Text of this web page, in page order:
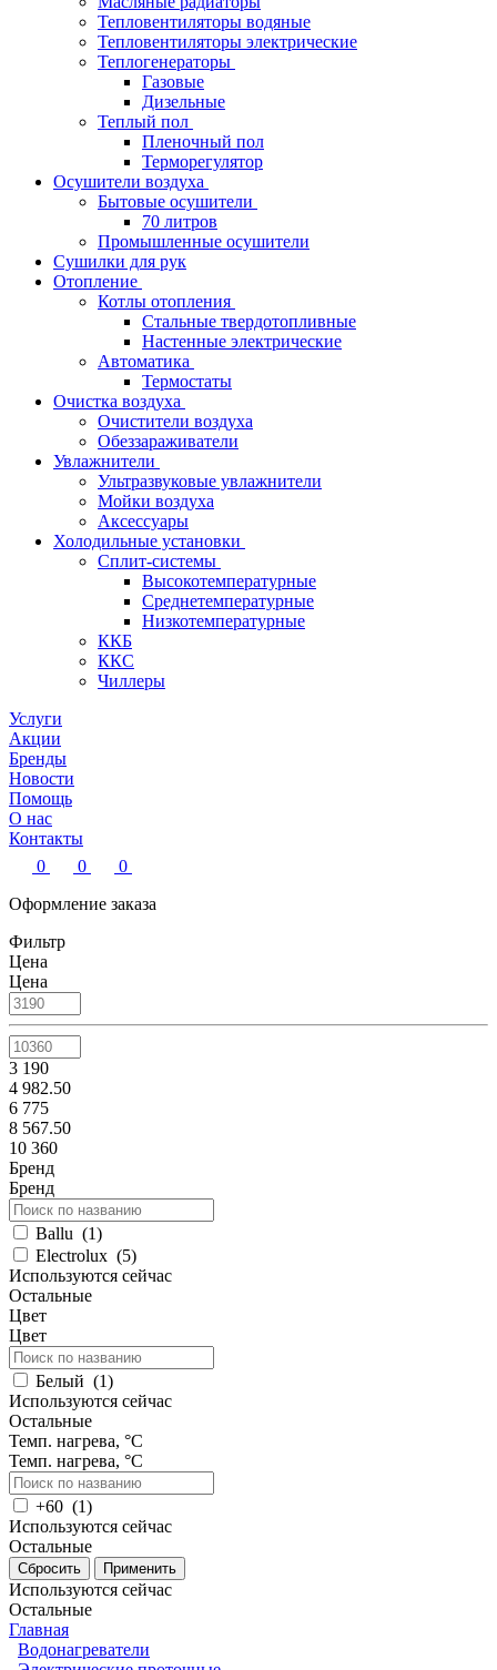
Тепловентиляторы водяные
Тепловентиляторы электрические
Теплогенераторы
Газовые
Дизельные
Теплый пол
Пленочный пол
Терморегулятор
Осушители воздуха
Бытовые осушители
70 литров
Промышленные осушители
Сушилки для рук
Отопление
Котлы отопления
Стальные твердотопливные
Настенные электрические
Автоматика
Термостаты
Очистка воздуха
Очистители воздуха
Обеззараживатели
Увлажнители
Ультразвуковые увлажнители
Мойки воздуха
Аксессуары
Холодильные установки
Сплит-системы
Высокотемпературные
Среднетемпературные
Низкотемпературные
ККБ
ККС
Чиллеры
Услуги
Акции
Бренды
Новости
Помощь
О нас
Контакты
0
0
0
Оформление заказа
Фильтр
Цена
Цена
3 190
4 982.50
6 775
8 567.50
10 360
Бренд
Бренд
Ballu (1)
Electrolux (5)
Используются сейчас
Остальные
Цвет
Цвет
Белый (1)
Используются сейчас
Остальные
Темп. нагрева, °С
Темп. нагрева, °С
+60 (1)
Используются сейчас
Остальные
Используются сейчас
Остальные
Главная
Водонагреватели